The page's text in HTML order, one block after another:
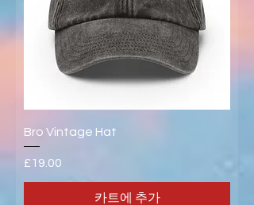
Bro Vintage Hat
가격
£19.00
카트에 추가